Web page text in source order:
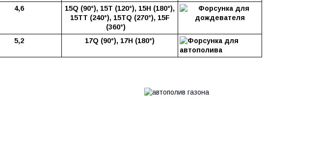
4,6
15Q (90°), 15Т (120°), 15H (180°),
15TT (240°), 15TQ (270°), 15F
(360°)
5,2 17Q (90°), 17H (180°)